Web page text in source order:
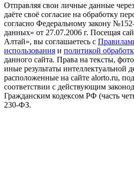
Отправляя свои личные данные
даёте своё согласие на обработку
согласно Федеральному закону
данных» от 27.07.2006 г. Посещая
Алтай», вы соглашаетесь с
использования и политикой
данного сайта. Права на тексты,
иные результаты интеллектуальной
расположенные на сайте alorto.ru,
соответствии с действующим
Гражданским кодексом РФ (часть
230-ФЗ.